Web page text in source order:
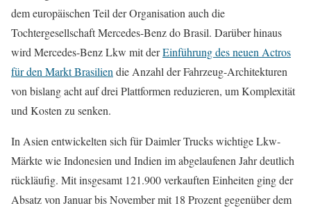
dem europäischen Teil der Organisation auch die
Tochtergesellschaft Mercedes-Benz do Brasil. Darüber hinaus
wird Mercedes-Benz Lkw mit derEinführung des neuen Actros
für den Markt Brasilien die Anzahl der Fahrzeug-Architekturen
von bislang acht auf drei Plattformen reduzieren, um Komplexität
und Kosten zu senken.
In Asien entwickelten sich für Daimler Trucks wichtige Lkw-
Märkte wie Indonesien und Indien im abgelaufenen Jahr deutlich
rückläufig. Mit insgesamt 121.900 verkauften Einheiten ging der
Absatz von Januar bis November mit 18 Prozent gegenüber dem